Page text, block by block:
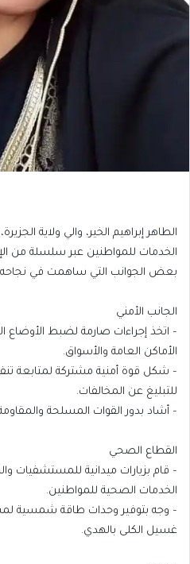
الطاهر إبراهيم الخير، والي ولاية
الخدمات للمواطنين عبر سلسلة من
بعض الجوانب التي ساهمت في
الجانب الأمني
– اتخذ إجراءات صارمة لضبط الأوضاع
الأماكن العامة والأسواق.
– شكل قوة أمنية مشتركة لمتابعة
للتبليغ عن المخالفات.
– أشاد بدور القوات المسلحة
القطاع الصحي
– قام بزيارات ميدانية للمستشفيات
الخدمات الصحية للمواطنين.
– وجه بتوفير وحدات طاقة
غسيل الكلى بالهدي.